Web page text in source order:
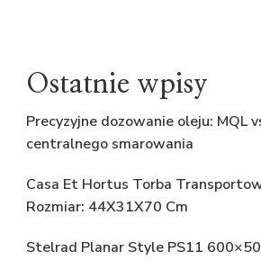
Ostatnie wpisy
Precyzyjne dozowanie oleju: MQL
centralnego smarowania
Casa Et Hortus Torba
Rozmiar: 44X31X70 Cm
Stelrad Planar Style PS11